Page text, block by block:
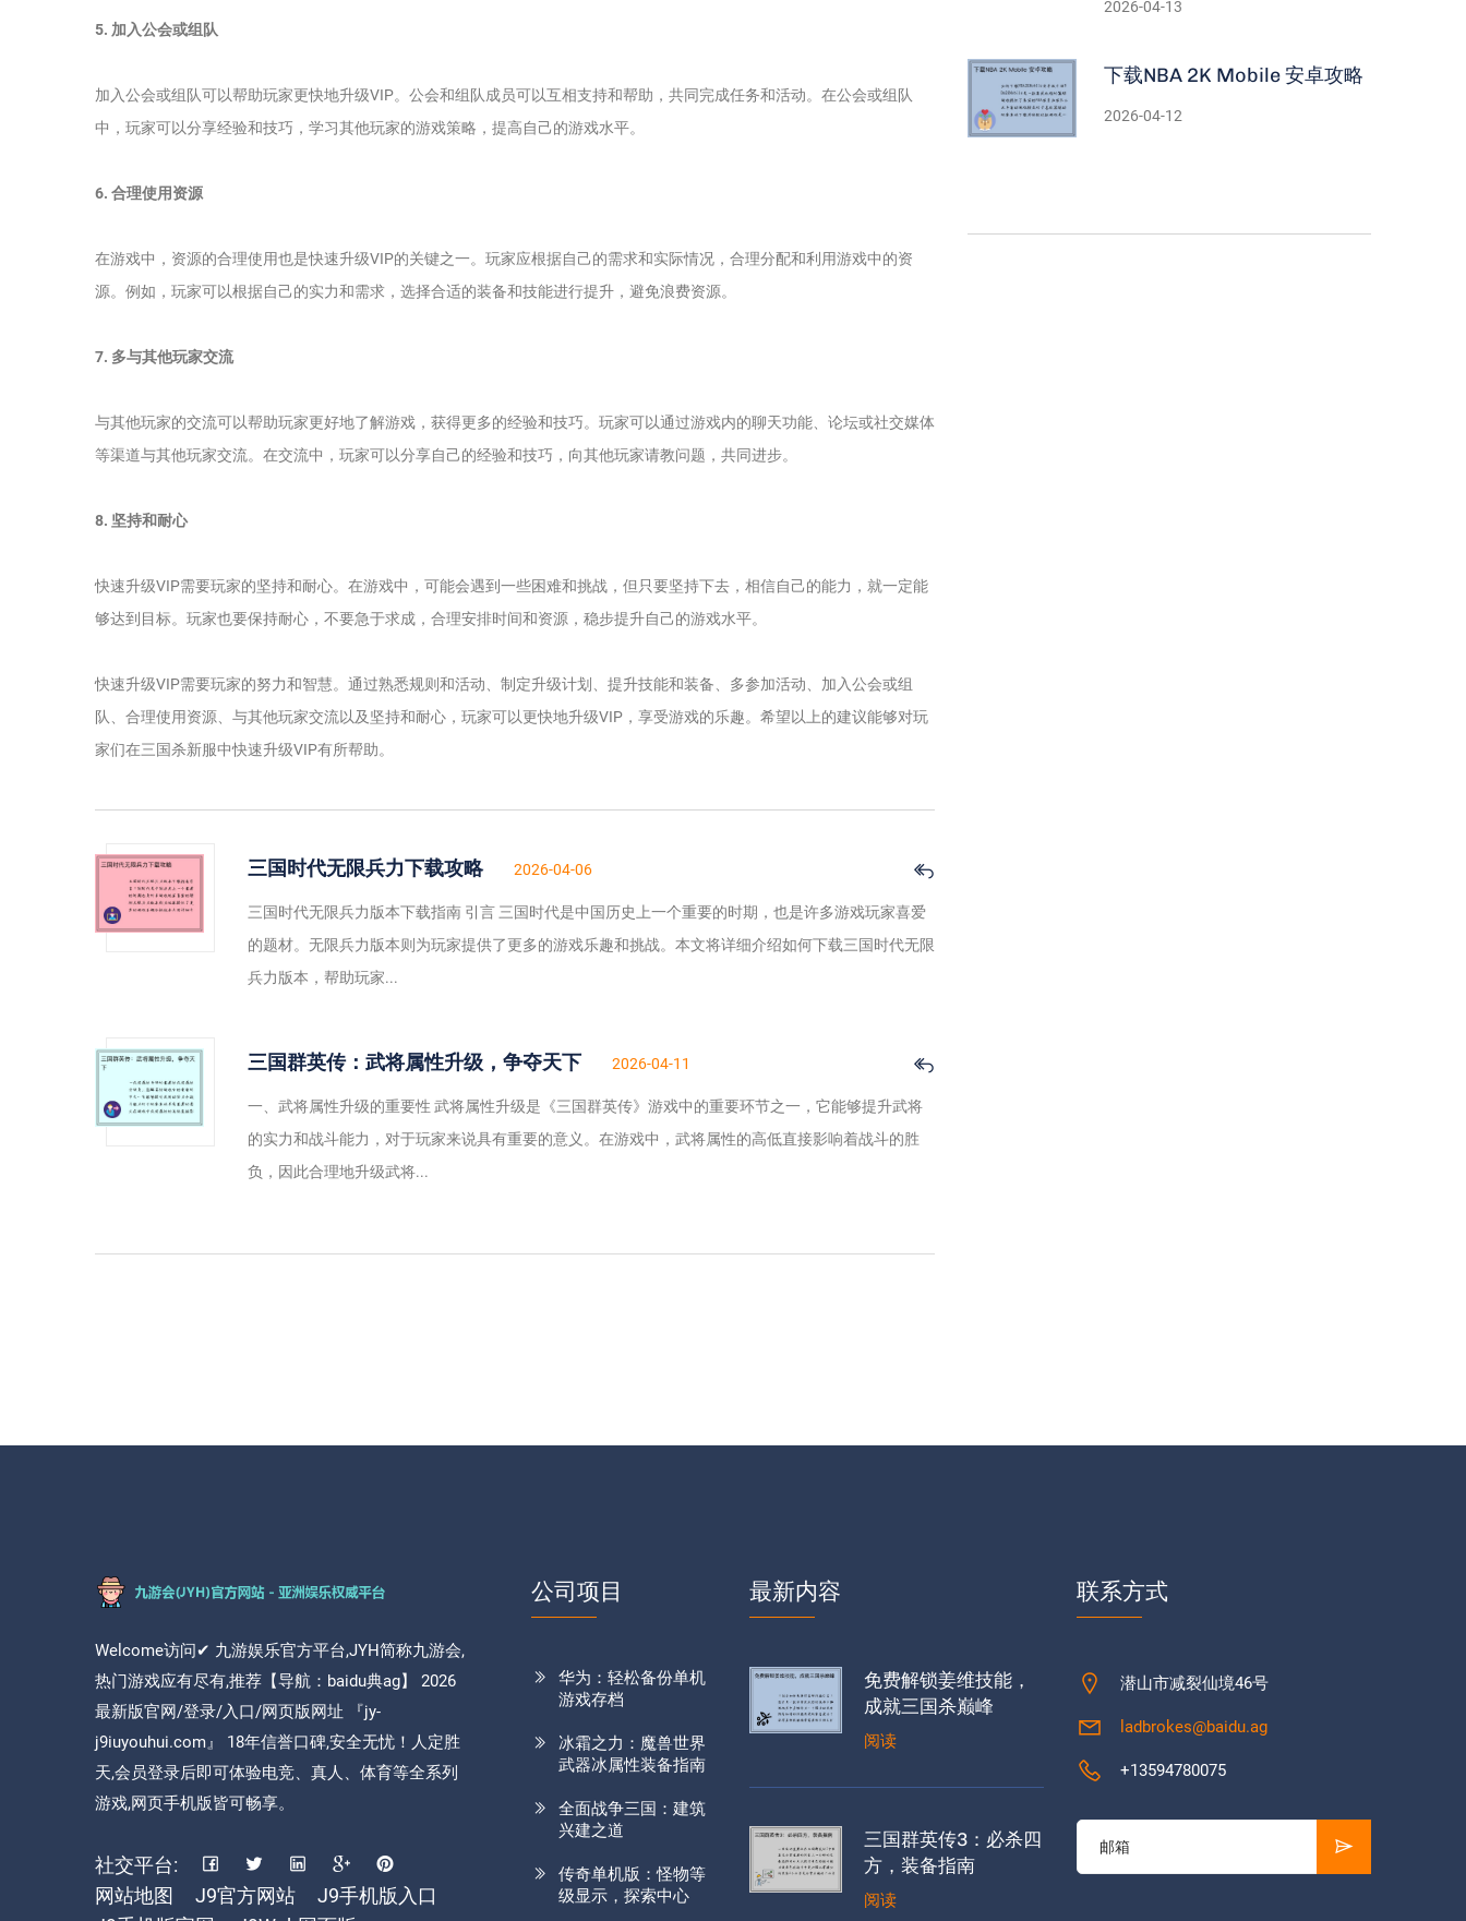
5. 加入公会或组队
加入公会或组队可以帮助玩家更快地升级VIP。公会和组队成员可以互相支持和帮助，共同完成任务和活动。在公会或组队
中，玩家可以分享经验和技巧，学习其他玩家的游戏策略，提高自己的游戏水平。
6. 合理使用资源
在游戏中，资源的合理使用也是快速升级VIP的关键之一。玩家应根据自己的需求和实际情况，合理分配和利用游戏中的资
源。例如，玩家可以根据自己的实力和需求，选择合适的装备和技能进行提升，避免浪费资源。
7. 多与其他玩家交流
与其他玩家的交流可以帮助玩家更好地了解游戏，获得更多的经验和技巧。玩家可以通过游戏内的聊天功能、论坛或社交媒体
等渠道与其他玩家交流。在交流中，玩家可以分享自己的经验和技巧，向其他玩家请教问题，共同进步。
8. 坚持和耐心
快速升级VIP需要玩家的坚持和耐心。在游戏中，可能会遇到一些困难和挑战，但只要坚持下去，相信自己的能力，就一定能
够达到目标。玩家也要保持耐心，不要急于求成，合理安排时间和资源，稳步提升自己的游戏水平。
快速升级VIP需要玩家的努力和智慧。通过熟悉规则和活动、制定升级计划、提升技能和装备、多参加活动、加入公会或组
队、合理使用资源、与其他玩家交流以及坚持和耐心，玩家可以更快地升级VIP，享受游戏的乐趣。希望以上的建议能够对玩
家们在三国杀新服中快速升级VIP有所帮助。
三国时代无限兵力下载攻略 2026-04-06
三国时代无限兵力版本下载指南 引言 三国时代是中国历史上一个重要的时期，也是许多游戏玩家喜爱
的题材。无限兵力版本则为玩家提供了更多的游戏乐趣和挑战。本文将详细介绍如何下载三国时代无限
兵力版本，帮助玩家...
三国群英传：武将属性升级，争夺天下 2026-04-11
一、武将属性升级的重要性 武将属性升级是《三国群英传》游戏中的重要环节之一，它能够提升武将
的实力和战斗能力，对于玩家来说具有重要的意义。在游戏中，武将属性的高低直接影响着战斗的胜
负，因此合理地升级武将...
2026-04-13
下载NBA 2K Mobile 安卓攻略
2026-04-12
Welcome访问✔ 九游娱乐官方平台,JYH简称九游会,
热门游戏应有尽有,推荐【导航：baidu典ag】 2026
最新版官网/登录/入口/网页版网址 『jy-
j9iuyouhui.com』 18年信誉口碑,安全无忧！人定胜
天,会员登录后即可体验电竞、真人、体育等全系列
游戏,网页手机版皆可畅享。
社交平台:
网站地图
J9官方网站
J9手机版入口
公司项目
华为：轻松备份单机
游戏存档
冰霜之力：魔兽世界
武器冰属性装备指南
全面战争三国：建筑
兴建之道
传奇单机版：怪物等
级显示，探索中心
最新内容
免费解锁姜维技能，
成就三国杀巅峰
阅读
三国群英传3：必杀四
方，装备指南
阅读
联系方式
潜山市减裂仙境46号
ladbrokes@baidu.ag
+13594780075